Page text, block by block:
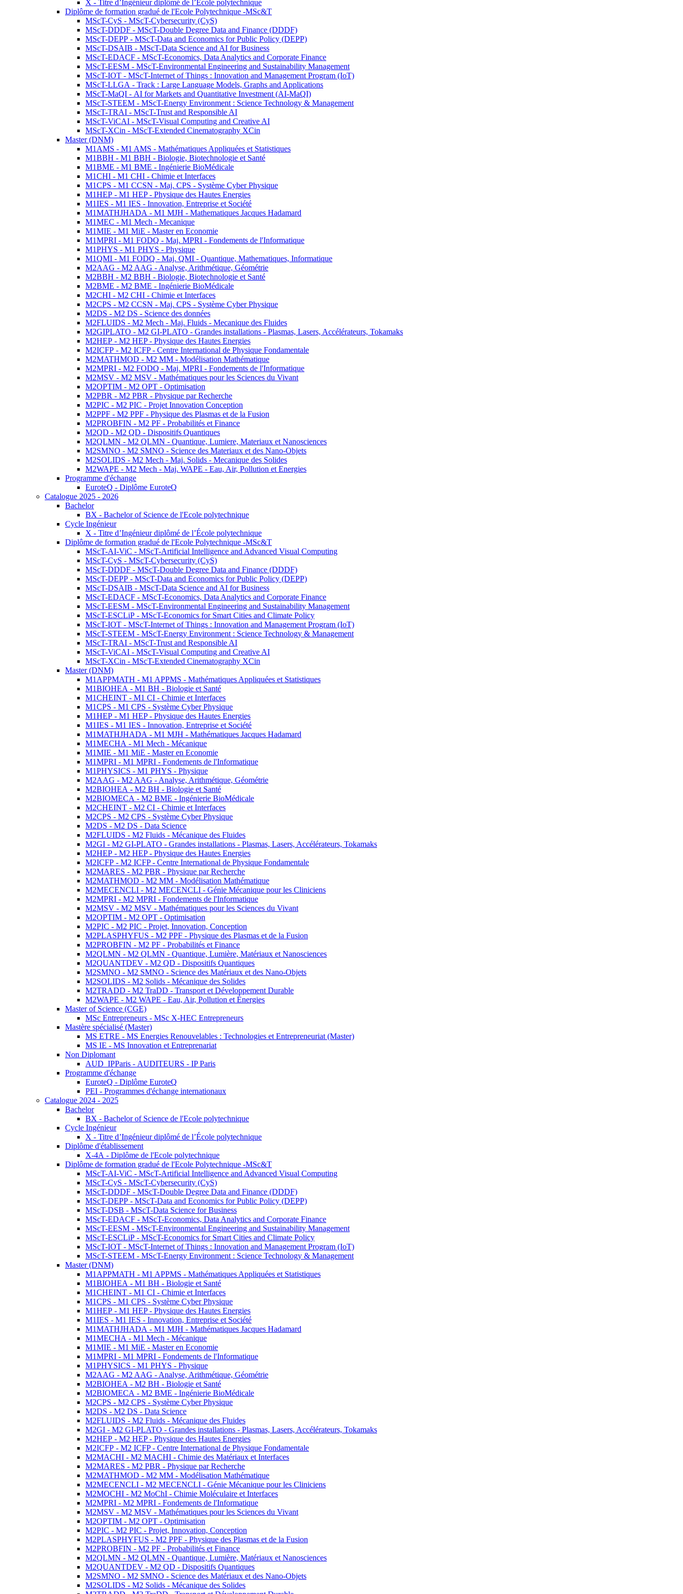
X - Titre d’Ingénieur diplômé de l’École polytechnique
Diplôme de formation gradué de l'Ecole Polytechnique -MSc&T
MScT-CyS - MScT-Cybersecurity (CyS)
MScT-DDDF - MScT-Double Degree Data and Finance (DDDF)
MScT-DEPP - MScT-Data and Economics for Public Policy (DEPP)
MScT-DSAIB - MScT-Data Science and AI for Business
MScT-EDACF - MScT-Economics, Data Analytics and Corporate Finance
MScT-EESM - MScT-Environmental Engineering and Sustainability Management
MScT-IOT - MScT-Internet of Things : Innovation and Management Program (IoT)
MScT-LLGA - Track : Large Language Models, Graphs and Applications
MScT-MaQI - AI for Markets and Quantitative Investment (AI-MaQI)
MScT-STEEM - MScT-Energy Environment : Science Technology & Management
MScT-TRAI - MScT-Trust and Responsible AI
MScT-ViCAI - MScT-Visual Computing and Creative AI
MScT-XCin - MScT-Extended Cinematography XCin
Master (DNM)
M1AMS - M1 AMS - Mathématiques Appliquées et Statistiques
M1BBH - M1 BBH - Biologie, Biotechnologie et Santé
M1BME - M1 BME - Ingénierie BioMédicale
M1CHI - M1 CHI - Chimie et Interfaces
M1CPS - M1 CCSN - Maj. CPS - Système Cyber Physique
M1HEP - M1 HEP - Physique des Hautes Energies
M1IES - M1 IES - Innovation, Entreprise et Société
M1MATHJHADA - M1 MJH - Mathematiques Jacques Hadamard
M1MEC - M1 Mech - Mecanique
M1MIE - M1 MiE - Master en Economie
M1MPRI - M1 FODQ - Maj. MPRI - Fondements de l'Informatique
M1PHYS - M1 PHYS - Physique
M1QMI - M1 FODQ - Maj. QMI - Quantique, Mathematiques, Informatique
M2AAG - M2 AAG - Analyse, Arithmétique, Géométrie
M2BBH - M2 BBH - Biologie, Biotechnologie et Santé
M2BME - M2 BME - Ingénierie BioMédicale
M2CHI - M2 CHI - Chimie et Interfaces
M2CPS - M2 CCSN - Maj. CPS - Système Cyber Physique
M2DS - M2 DS - Science des données
M2FLUIDS - M2 Mech - Maj. Fluids - Mecanique des Fluides
M2GIPLATO - M2 GI-PLATO - Grandes installations - Plasmas, Lasers, Accélérateurs, Tokamaks
M2HEP - M2 HEP - Physique des Hautes Energies
M2ICFP - M2 ICFP - Centre International de Physique Fondamentale
M2MATHMOD - M2 MM - Modélisation Mathématique
M2MPRI - M2 FODQ - Maj. MPRI - Fondements de l'Informatique
M2MSV - M2 MSV - Mathématiques pour les Sciences du Vivant
M2OPTIM - M2 OPT - Optimisation
M2PBR - M2 PBR - Physique par Recherche
M2PIC - M2 PIC - Projet Innovation Conception
M2PPF - M2 PPF - Physique des Plasmas et de la Fusion
M2PROBFIN - M2 PF - Probabilités et Finance
M2QD - M2 QD - Dispositifs Quantiques
M2QLMN - M2 QLMN - Quantique, Lumiere, Materiaux et Nanosciences
M2SMNO - M2 SMNO - Science des Materiaux et des Nano-Objets
M2SOLIDS - M2 Mech - Maj. Solids - Mecanique des Solides
M2WAPE - M2 Mech - Maj. WAPE - Eau, Air, Pollution et Energies
Programme d'échange
EuroteQ - Diplôme EuroteQ
Catalogue 2025 - 2026
Bachelor
BX - Bachelor of Science de l'Ecole polytechnique
Cycle Ingénieur
X - Titre d’Ingénieur diplômé de l’École polytechnique
Diplôme de formation gradué de l'Ecole Polytechnique -MSc&T
MScT-AI-ViC - MScT-Artificial Intelligence and Advanced Visual Computing
MScT-CyS - MScT-Cybersecurity (CyS)
MScT-DDDF - MScT-Double Degree Data and Finance (DDDF)
MScT-DEPP - MScT-Data and Economics for Public Policy (DEPP)
MScT-DSAIB - MScT-Data Science and AI for Business
MScT-EDACF - MScT-Economics, Data Analytics and Corporate Finance
MScT-EESM - MScT-Environmental Engineering and Sustainability Management
MScT-ESCLiP - MScT-Economics for Smart Cities and Climate Policy
MScT-IOT - MScT-Internet of Things : Innovation and Management Program (IoT)
MScT-STEEM - MScT-Energy Environment : Science Technology & Management
MScT-TRAI - MScT-Trust and Responsible AI
MScT-ViCAI - MScT-Visual Computing and Creative AI
MScT-XCin - MScT-Extended Cinematography XCin
Master (DNM)
M1APPMATH - M1 APPMS - Mathématiques Appliquées et Statistiques
M1BIOHEA - M1 BH - Biologie et Santé
M1CHEINT - M1 CI - Chimie et Interfaces
M1CPS - M1 CPS - Système Cyber Physique
M1HEP - M1 HEP - Physique des Hautes Energies
M1IES - M1 IES - Innovation, Entreprise et Société
M1MATHJHADA - M1 MJH - Mathématiques Jacques Hadamard
M1MECHA - M1 Mech - Mécanique
M1MIE - M1 MiE - Master en Economie
M1MPRI - M1 MPRI - Fondements de l'Informatique
M1PHYSICS - M1 PHYS - Physique
M2AAG - M2 AAG - Analyse, Arithmétique, Géométrie
M2BIOHEA - M2 BH - Biologie et Santé
M2BIOMECA - M2 BME - Ingénierie BioMédicale
M2CHEINT - M2 CI - Chimie et Interfaces
M2CPS - M2 CPS - Système Cyber Physique
M2DS - M2 DS - Data Science
M2FLUIDS - M2 Fluids - Mécanique des Fluides
M2GI - M2 GI-PLATO - Grandes installations - Plasmas, Lasers, Accélérateurs, Tokamaks
M2HEP - M2 HEP - Physique des Hautes Energies
M2ICFP - M2 ICFP - Centre International de Physique Fondamentale
M2MARES - M2 PBR - Physique par Recherche
M2MATHMOD - M2 MM - Modélisation Mathématique
M2MECENCLI - M2 MECENCLI - Génie Mécanique pour les Cliniciens
M2MPRI - M2 MPRI - Fondements de l'Informatique
M2MSV - M2 MSV - Mathématiques pour les Sciences du Vivant
M2OPTIM - M2 OPT - Optimisation
M2PIC - M2 PIC - Projet, Innovation, Conception
M2PLASPHYFUS - M2 PPF - Physique des Plasmas et de la Fusion
M2PROBFIN - M2 PF - Probabilités et Finance
M2QLMN - M2 QLMN - Quantique, Lumière, Matériaux et Nanosciences
M2QUANTDEV - M2 QD - Dispositifs Quantiques
M2SMNO - M2 SMNO - Science des Matériaux et des Nano-Objets
M2SOLIDS - M2 Solids - Mécanique des Solides
M2TRADD - M2 TraDD - Transport et Développement Durable
M2WAPE - M2 WAPE - Eau, Air, Pollution et Énergies
Master of Science (CGE)
MSc Entrepreneurs - MSc X-HEC Entrepreneurs
Mastère spécialisé (Master)
MS ETRE - MS Energies Renouvelables : Technologies et Entrepreneuriat (Master)
MS IE - MS Innovation et Entreprenariat
Non Diplomant
AUD_IPParis - AUDITEURS - IP Paris
Programme d'échange
EuroteQ - Diplôme EuroteQ
PEI - Programmes d'échange internationaux
Catalogue 2024 - 2025
Bachelor
BX - Bachelor of Science de l'Ecole polytechnique
Cycle Ingénieur
X - Titre d’Ingénieur diplômé de l’École polytechnique
Diplôme d'établissement
X-4A - Diplôme de l'Ecole polytechnique
Diplôme de formation gradué de l'Ecole Polytechnique -MSc&T
MScT-AI-ViC - MScT-Artificial Intelligence and Advanced Visual Computing
MScT-CyS - MScT-Cybersecurity (CyS)
MScT-DDDF - MScT-Double Degree Data and Finance (DDDF)
MScT-DEPP - MScT-Data and Economics for Public Policy (DEPP)
MScT-DSB - MScT-Data Science for Business
MScT-EDACF - MScT-Economics, Data Analytics and Corporate Finance
MScT-EESM - MScT-Environmental Engineering and Sustainability Management
MScT-ESCLiP - MScT-Economics for Smart Cities and Climate Policy
MScT-IOT - MScT-Internet of Things : Innovation and Management Program (IoT)
MScT-STEEM - MScT-Energy Environment : Science Technology & Management
Master (DNM)
M1APPMATH - M1 APPMS - Mathématiques Appliquées et Statistiques
M1BIOHEA - M1 BH - Biologie et Santé
M1CHEINT - M1 CI - Chimie et Interfaces
M1CPS - M1 CPS - Système Cyber Physique
M1HEP - M1 HEP - Physique des Hautes Energies
M1IES - M1 IES - Innovation, Entreprise et Société
M1MATHJHADA - M1 MJH - Mathématiques Jacques Hadamard
M1MECHA - M1 Mech - Mécanique
M1MIE - M1 MiE - Master en Economie
M1MPRI - M1 MPRI - Fondements de l'Informatique
M1PHYSICS - M1 PHYS - Physique
M2AAG - M2 AAG - Analyse, Arithmétique, Géométrie
M2BIOHEA - M2 BH - Biologie et Santé
M2BIOMECA - M2 BME - Ingénierie BioMédicale
M2CPS - M2 CPS - Système Cyber Physique
M2DS - M2 DS - Data Science
M2FLUIDS - M2 Fluids - Mécanique des Fluides
M2GI - M2 GI-PLATO - Grandes installations - Plasmas, Lasers, Accélérateurs, Tokamaks
M2HEP - M2 HEP - Physique des Hautes Energies
M2ICFP - M2 ICFP - Centre International de Physique Fondamentale
M2MACHI - M2 MACHI - Chimie des Matériaux et Interfaces
M2MARES - M2 PBR - Physique par Recherche
M2MATHMOD - M2 MM - Modélisation Mathématique
M2MECENCLI - M2 MECENCLI - Génie Mécanique pour les Cliniciens
M2MOCHI - M2 MoChI - Chimie Moléculaire et Interfaces
M2MPRI - M2 MPRI - Fondements de l'Informatique
M2MSV - M2 MSV - Mathématiques pour les Sciences du Vivant
M2OPTIM - M2 OPT - Optimisation
M2PIC - M2 PIC - Projet, Innovation, Conception
M2PLASPHYFUS - M2 PPF - Physique des Plasmas et de la Fusion
M2PROBFIN - M2 PF - Probabilités et Finance
M2QLMN - M2 QLMN - Quantique, Lumière, Matériaux et Nanosciences
M2QUANTDEV - M2 QD - Dispositifs Quantiques
M2SMNO - M2 SMNO - Science des Matériaux et des Nano-Objets
M2SOLIDS - M2 Solids - Mécanique des Solides